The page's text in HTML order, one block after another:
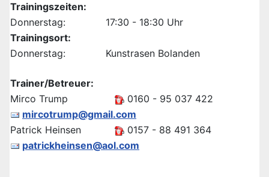
Trainingszeiten:
Donnerstag:
17:30 - 18:30 Uhr
Trainingsort:
Donnerstag:
Kunstrasen Bolanden
Trainer/Betreuer:
Mirco Trump
0160 - 95 037 422
mircotrump@gmail.com
Patrick Heinsen
0157 - 88 491 364
patrickheinsen@aol.com